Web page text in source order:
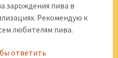
зарождения пива в
Рекомендую к
любителям пива.
ответить